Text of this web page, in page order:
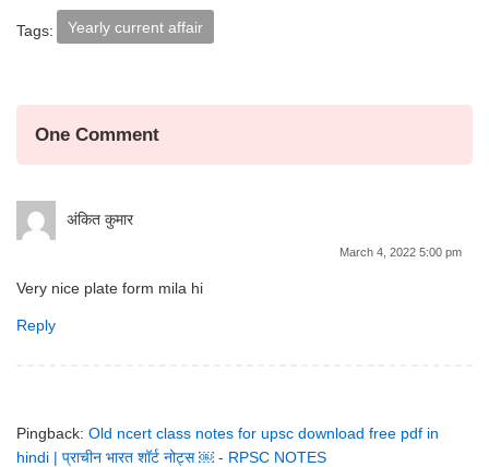
Tags: Yearly current affair
One Comment
अंकित कुमार
March 4, 2022 5:00 pm
Very nice plate form mila hi
Reply
Pingback: Old ncert class notes for upsc download free pdf in
hindi | प्राचीन भारत शॉर्ट नोट्स ￼ - RPSC NOTES